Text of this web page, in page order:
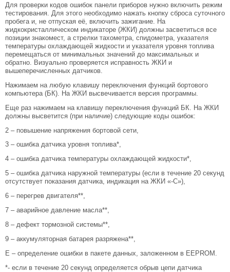
Для проверки кодов ошибок панели приборов нужно включить режим
тестирования. Для этого необходимо нажать кнопку сброса суточного
пробега и, не отпуская её, включить зажигание. На
жидкокристаллическом индикаторе (ЖКИ) должны засветиться все
позиции знакомест, а стрелки тахометра, спидометра, указателя
температуры охлаждающей жидкости и указателя уровня топлива
перемещаться от минимальных значений до максимальных и
обратно. Визуально проверяется исправность ЖКИ и
вышеперечисленных датчиков.
Нажимаем на любую клавишу переключения функций бортового
компьютера (БК). На ЖКИ высвечивается версия программы.
Еще раз нажимаем на клавишу переключения функций БК. На ЖКИ
должны высветится (при наличие) следующие коды ошибок:
2 – повышение напряжения бортовой сети,
3 – ошибка датчика уровня топлива*,
4 – ошибка датчика температуры охлаждающей жидкости*,
5 – ошибка датчика наружной температуры (если в течение 20 секунд
отсутствует показания датчика, индикация на ЖКИ «-С»),
6 – перегрев двигателя**,
7 – аварийное давление масла**,
8 – дефект тормозной системы**,
9 – аккумуляторная батарея разряжена**,
Е – определение ошибки в пакете данных, заложенном в EEPROM.
*- если в течение 20 секунд определяется обрыв цепи датчика